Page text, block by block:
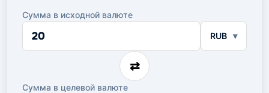
Сумма в исходной валюте
Сумма
исходной
RUB
⇄
Сумма в целевой валюте